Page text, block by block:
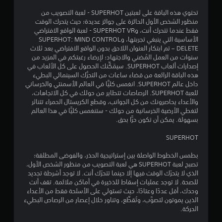
3
8
ن
ج
و
م
5
ن
ج
تحتوي هذه الباقة على لعبتين SUPERHOT - لعبة التصويب من
منظور الشخص الأول الحائزة على جوائز عديدة؛ حيث يتحرك الوقت
فقط عندما تتحرك أنت، وSUPERHOT VR - لعبة الواقع الافتراضي
الأساسية التي ينبغي تجربتها، وSUPERHOT: MIND CONTROL
DELETE – تم ابتكار العنوان اللاحق بدون الواقع الافتراضي بعد ثلاث
سنوات من العمل المُضني والاجتهاد؛ لإرضاء رغبتكم في المزيد من
إصدارات ألعاب SUPERHOT. سيمَكِّنك الحصول على كل الألعاب في
هذه الباقة الرائعة من قضاء ساعات من التحرُّك السينمائي البطيء
داخل عالم SUPERHOT. انغمس كليًّا في العالم الأسمنتي والخرساني
للعبة SUPERHOT. الرصاصات تتطاير من حولك في كل الاتجاهات،
والأعداء يحاصرونك من كل الجوانب، وقطع الكريستال الحمراء تتناثر
لتغطي الأرضية الخرسانية من حولك - ستنغمس كليًّا في هذا العالم
بسهولة. يمكن أن تكون حرًّا بحق.
SUPERHOT
بطمس الخطوط الواصلة بين إستراتيجية الحذر، والفوضى المطلقة؛
تصبح لعبة SUPERHOT هي لعبة التصويب من منظور الشخص الأول،
الذي لا يتحرّك الوقت فيها إلا حينما تتحرّك أنت. لا توجد أشرطة تجديد
للصحة. لا توجد عمليات إسقاط للذخيرة في أماكن ملائمة. تقف أنت
وحدك، أقل عددًا وعتادًا، حيث تستولي على الأسلحة فقط من الأعداء
الذين يموتون لتصوَّب، وتُقطِّع، وتناور خلال إعصار من الرصاص البطيء
الحركة.